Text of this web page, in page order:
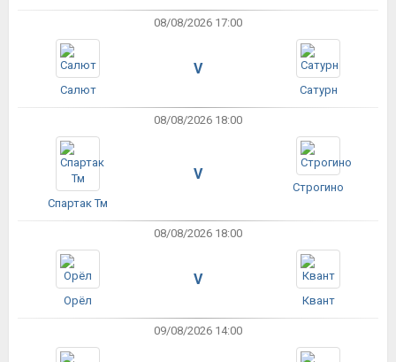
08/08/2026 17:00
Салют
V
Сатурн
08/08/2026 18:00
Спартак Тм
V
Строгино
08/08/2026 18:00
Орёл
V
Квант
09/08/2026 14:00